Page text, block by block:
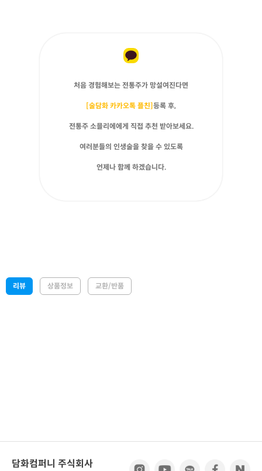
처음 경험해보는 전통주가 망설여진다면
[술담화 카카오톡 플친] 등록 후,
전통주 소믈리에에게 직접 추천 받아보세요.
여러분들의 인생술을 찾을 수 있도록
언제나 함께 하겠습니다.
리뷰 상품정보 교환/반품
담화컴퍼니 주식회사